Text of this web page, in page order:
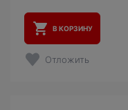
В КОРЗИНУ
Отложить